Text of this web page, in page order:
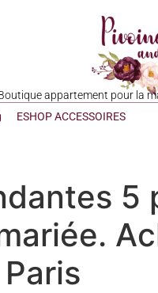
appartement pour la
ESHOP ACCESSOIRES